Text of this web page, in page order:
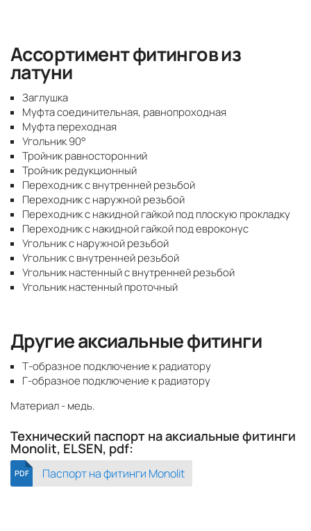
Ассортимент фитингов из
латуни
Заглушка
Муфта соединительная, равнопроходная
Муфта переходная
Угольник 90°
Тройник равносторонний
Тройник редукционный
Переходник с внутренней резьбой
Переходник с наружной резьбой
Переходник с накидной гайкой под плоскую прокладку
Переходник с накидной гайкой под евроконус
Угольник с наружной резьбой
Угольник с внутренней резьбой
Угольник настенный с внутренней резьбой
Угольник настенный проточный
Другие аксиальные фитинги
Т-образное подключение к радиатору
Г-образное подключение к радиатору
Материал - медь.
Технический паспорт на аксиальные фитинги
Monolit, ELSEN, pdf:
PDF Паспорт на фитинги Monolit